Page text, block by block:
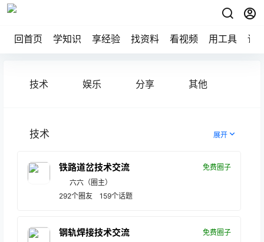
回首页 学知识 享经验 找资料 看视频 用工具 论
技术 娱乐 分享 其他
技术 展开
铁路道岔技术交流
免费圈子
六六 （圈主）
292个圈友 159个话题
钢轨焊接技术交流
免费圈子